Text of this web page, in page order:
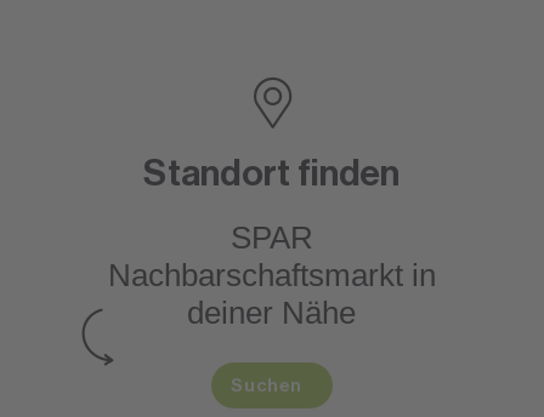
Standort finden
SPAR
Nachbarschaftsmarktin
deiner Nähe
Suchen